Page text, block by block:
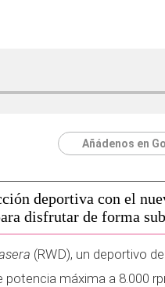
Añádenos en
deportiva con el
disfrutar de forma
(RWD), un deportivo de
potencia máxima a 8.000